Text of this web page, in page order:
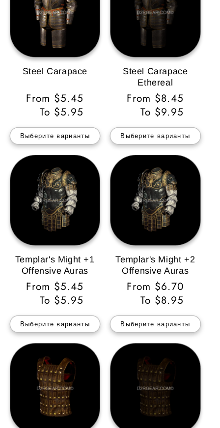
Steel Carapace
Обычная
цена
From $5.45
To $5.95
Выберите варианты
Steel Carapace
Ethereal
Обычная
цена
From $8.45
To $9.95
Выберите варианты
Templar's Might +1
Offensive Auras
Обычная
цена
From $5.45
To $5.95
Выберите варианты
Templar's Might +2
Offensive Auras
Обычная
цена
From $6.70
To $8.95
Выберите варианты